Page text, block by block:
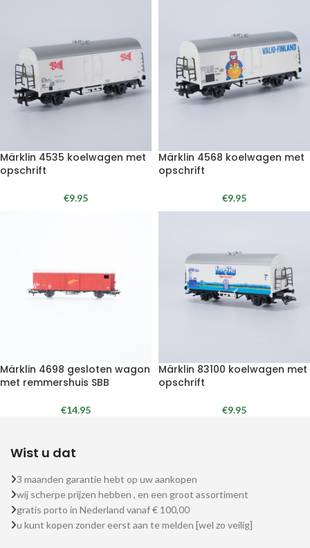
Märklin 4535 koelwagen met
opschrift
€9.95
Märklin 4568 koelwagen met
opschrift
€9.95
Märklin 4698 gesloten wagon
met remmershuis SBB
€14.95
Märklin 83100 koelwagen met
opschrift
€9.95
Wist u dat
3 maanden garantie hebt op uw aankopen
wij scherpe prijzen hebben , en een groot assortiment
gratis porto in Nederland vanaf € 100,00
u kunt kopen zonder eerst aan te melden [wel zo veilig]